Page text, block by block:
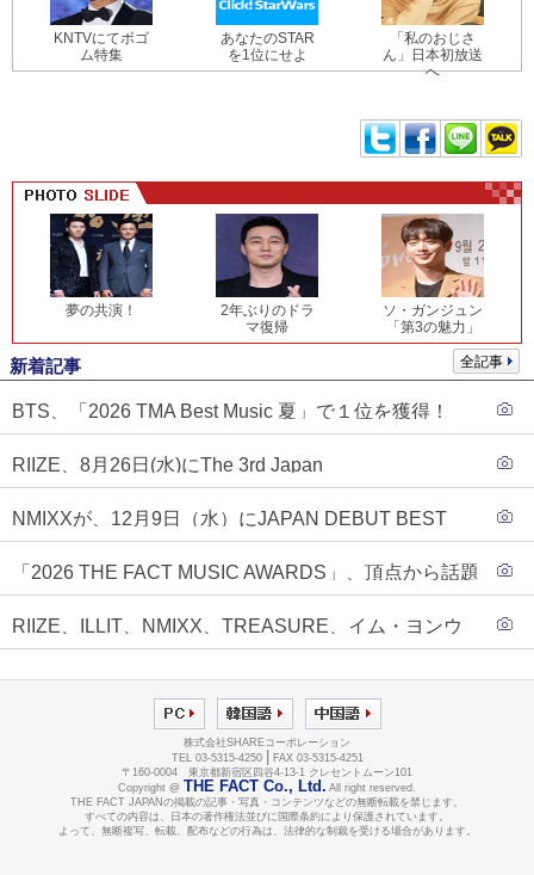
KNTVにてボゴ
ム特集
あなたのSTAR
を1位にせよ
「私のおじさ
ん」日本初放送
へ
夢の共演！
2年ぶりのドラ
マ復帰
ソ・ガンジュン
「第3の魅力」
全記事
新着記事
BTS、「2026 TMA Best Music 夏」で１位を獲得！
RIIZE、8月26日(水)にThe 3rd Japan
NMIXXが、12月9日（水）にJAPAN DEBUT BEST
もスタート！！
「2026 THE FACT MUSIC AWARDS」、頂点から話題
RIIZE、ILLIT、NMIXX、TREASURE、イム・ヨンウ
インナップに合流！
株式会社SHAREコーポレーション
TEL 03-5315-4250
FAX 03-5315-4251
〒160-0004 東京都新宿区四谷4-13-1 クレセントムーン101
Copyright @ THE FACT Co., Ltd. All right reserved.
THE FACT JAPANの掲載の記事・写真・コンテンツなどの無断転載を禁じます。
すべての内容は、日本の著作権法並びに国際条約により保護されています。
よって、無断複写、転載、配布などの行為は、法律的な制裁を受ける場合があります。